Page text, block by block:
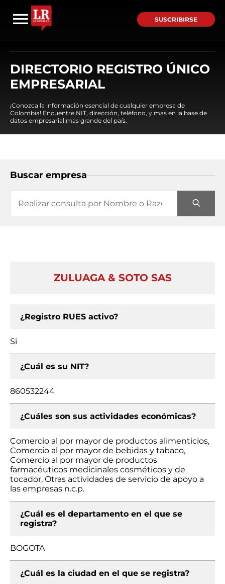
SUSCRIBIRSE
DIRECTORIO REGISTRO ÚNICO
EMPRESARIAL
¡Conozca la información esencial de cualquier empresa de
Colombia! Encuentre NIT, dirección, teléfono, y mas en la base de
datos empresarial mas grande del país.
Buscar empresa
ZULUAGA & SOTO SAS
¿Registro RUES activo?
Si
¿Cuál es su NIT?
860532244
¿Cuáles son sus actividades económicas?
Comercio al por mayor de productos alimenticios,
Comercio al por mayor de bebidas y tabaco,
Comercio al por mayor de productos
farmacéuticos medicinales cosméticos y de
tocador, Otras actividades de servicio de apoyo a
las empresas n.c.p.
¿Cuál es el departamento en el que se
registra?
BOGOTA
¿Cuál es la ciudad en el que se registra?